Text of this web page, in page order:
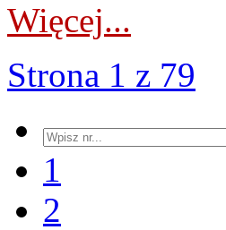
Więcej...
Strona 1 z 79
1
2